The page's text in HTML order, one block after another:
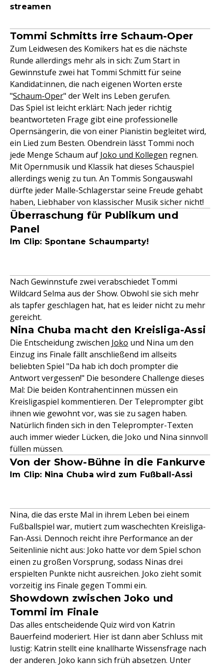
streamen
Tommi Schmitts irre Schaum-Oper
Zum Leidwesen des Komikers hat es die nächste
Runde allerdings mehr als in sich: Zum Start in
Gewinnstufe zwei hat Tommi Schmitt für seine
Kandidat:innen, die nach eigenen Worten erste
"Schaum-Oper" der Welt ins Leben gerufen.
Das Spiel ist leicht erklärt: Nach jeder richtig
beantworteten Frage gibt eine professionelle
Opernsängerin, die von einer Pianistin begleitet wird,
ein Lied zum Besten. Obendrein lässt Tommi noch
jede Menge Schaum auf Joko und Kollegen regnen.
Mit Opernmusik und Klassik hat dieses Schauspiel
allerdings wenig zu tun. An Tommis Songauswahl
dürfte jeder Malle-Schlagerstar seine Freude gehabt
haben, Liebhaber von klassischer Musik sicher nicht!
Überraschung für Publikum und
Panel
Im Clip: Spontane Schaumparty!
Nach Gewinnstufe zwei verabschiedet Tommi
Wildcard Selma aus der Show. Obwohl sie sich mehr
als tapfer geschlagen hat, hat es leider nicht zu mehr
gereicht.
Nina Chuba macht den Kreisliga-Assi
Die Entscheidung zwischen Joko und Nina um den
Einzug ins Finale fällt anschließend im allseits
beliebten Spiel "Da hab ich doch prompter die
Antwort vergessen!" Die besondere Challenge dieses
Mal: Die beiden Kontrahent:innen müssen ein
Kreisligaspiel kommentieren. Der Teleprompter gibt
ihnen wie gewohnt vor, was sie zu sagen haben.
Natürlich finden sich in den Teleprompter-Texten
auch immer wieder Lücken, die Joko und Nina sinnvoll
füllen müssen.
Von der Show-Bühne in die Fankurve
Im Clip: Nina Chuba wird zum Fußball-Assi
Nina, die das erste Mal in ihrem Leben bei einem
Fußballspiel war, mutiert zum waschechten Kreisliga-
Fan-Assi. Dennoch reicht ihre Performance an der
Seitenlinie nicht aus: Joko hatte vor dem Spiel schon
einen zu großen Vorsprung, sodass Ninas drei
erspielten Punkte nicht ausreichen. Joko zieht somit
vorzeitig ins Finale gegen Tommi ein.
Showdown zwischen Joko und
Tommi im Finale
Das alles entscheidende Quiz wird von Katrin
Bauerfeind moderiert. Hier ist dann aber Schluss mit
lustig: Katrin stellt eine knallharte Wissensfrage nach
der anderen. Joko kann sich früh absetzen. Unter